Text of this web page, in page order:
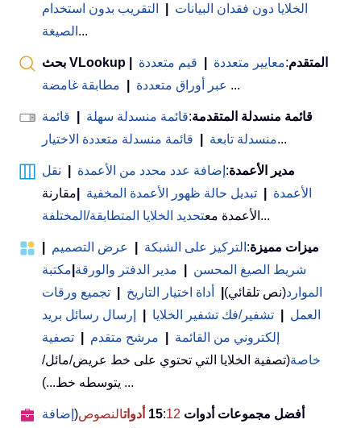
الخلايا دون فقدان البيانات
التقريب بدون استخدام
الصيغة ...
بحث VLookup المتقدم:معايير متعددة قيم متعددة
عبر أوراق متعددة
مطابقة غامضة ...
قائمة منسدلة المتقدمة:قائمة منسدلة سهلة
قائمة
منسدلة تابعة
قائمة منسدلة متعددة الاختيار ...
مدير الأعمدة: إضافة عدد محدد من الأعمدة
نقل
الأعمدة
تبديل حالة ظهور الأعمدة المخفية
مقارنة
الأعمدة معتحديد الخلايا المتطابقة/المختلفة ...
ميزات مميزة: التركيز على الشبكة عرض التصميم
شريط الصيغ المحسن
مدير الدفتر والورقة مكتبة
الموارد(نص تلقائي) أداة اختيار التاريخ
تجميع ورقات
العمل
تشفير/فك تشفير الخلايا
إرسال رسائل بريد
إلكتروني من القائمة
مرشح متقدم
تصفية
خاصة(تصفية الخلايا التي تحتوي على خط عريض/مائل/
يتوسطه خط...) ...
أفضل مجموعات أدوات 15 :12 أدواتالنصوص( إضافة